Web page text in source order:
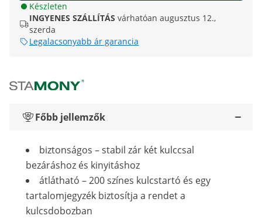
Készleten
INGYENES SZÁLLÍTÁS várhatóan augusztus 12.,
szerda
Legalacsonyabb ár garancia
Főbb jellemzők
biztonságos – stabil zár két kulccsal
bezáráshoz és kinyitáshoz
átlátható – 200 színes kulcstartó és egy
tartalomjegyzék biztosítja a rendet a
kulcsdobozban